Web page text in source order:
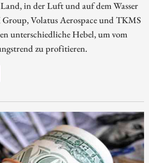
in der Luft und auf dem Wasser
Volatus Aerospace und TKMS
unterschiedliche Hebel, um vom
zu profitieren.